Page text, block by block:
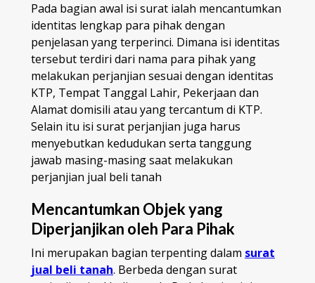
Pada bagian awal isi surat ialah mencantumkan
identitas lengkap para pihak dengan
penjelasan yang terperinci. Dimana isi identitas
tersebut terdiri dari nama para pihak yang
melakukan perjanjian sesuai dengan identitas
KTP, Tempat Tanggal Lahir, Pekerjaan dan
Alamat domisili atau yang tercantum di KTP.
Selain itu isi surat perjanjian juga harus
menyebutkan kedudukan serta tanggung
jawab masing-masing saat melakukan
perjanjian jual beli tanah
Mencantumkan Objek yang
Diperjanjikan oleh Para Pihak
Ini merupakan bagian terpenting dalam surat
jual beli tanah. Berbeda dengan surat